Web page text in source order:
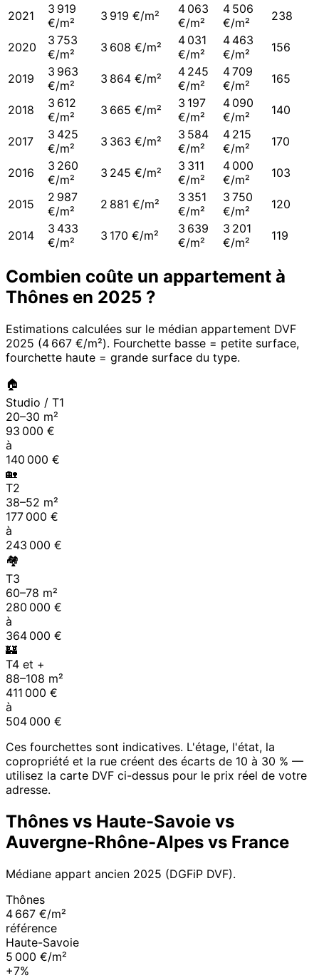
2021
3 919
€/m²
3 919 €/m²
4 063
€/m²
4 506
€/m²
238
2020
3 753
€/m²
3 608 €/m²
4 031
€/m²
4 463
€/m²
156
2019
3 963
€/m²
3 864 €/m²
4 245
€/m²
4 709
€/m²
165
2018
3 612
€/m²
3 665 €/m²
3 197
€/m²
4 090
€/m²
140
2017
3 425
€/m²
3 363 €/m²
3 584
€/m²
4 215
€/m²
170
2016
3 260
€/m²
3 245 €/m²
3 311
€/m²
4 000
€/m²
103
2015
2 987
€/m²
2 881 €/m²
3 351
€/m²
3 750
€/m²
120
2014
3 433
€/m²
3 170 €/m²
3 639
€/m²
3 201
€/m²
119
Combien coûte un appartement à
Thônes en 2025 ?
Estimations calculées sur le médian appartement DVF
2025 (4 667 €/m²). Fourchette basse = petite surface,
fourchette haute = grande surface du type.
🏠
Studio / T1
20–30 m²
93 000 €
à
140 000 €
🏡
T2
38–52 m²
177 000 €
à
243 000 €
🏘
T3
60–78 m²
280 000 €
à
364 000 €
🏰
T4 et +
88–108 m²
411 000 €
à
504 000 €
Ces fourchettes sont indicatives. L'étage, l'état, la
copropriété et la rue créent des écarts de 10 à 30 % —
utilisez la carte DVF ci-dessus pour le prix réel de votre
adresse.
Thônes vs Haute-Savoie vs
Auvergne-Rhône-Alpes vs France
Médiane appart ancien 2025 (DGFiP DVF).
Thônes
4 667 €/m²
référence
Haute-Savoie
5 000 €/m²
+7%